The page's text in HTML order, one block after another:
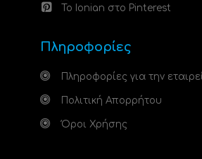
Το Ionian στο Pinterest
Πληροφορίες
Πληροφορίες για την
Πολιτική Απορρήτου
Όροι Χρήσης